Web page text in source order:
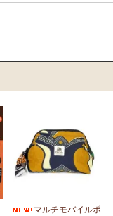
マルチモバイルポ